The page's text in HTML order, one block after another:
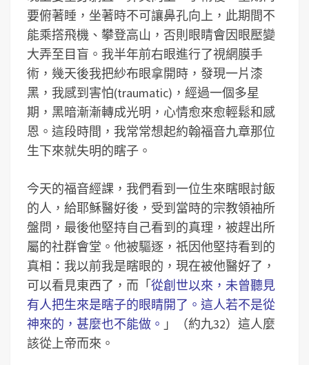
要俯著睡，坐著時不可讓鼻孔向上，此期間不
能乘撘飛機、攀登高山，否則眼睛會因眼壓變
大弄至目盲。我半年前右眼進行了視網膜手
術，幾天後我把紗布眼拿開時，發現一片漆
黑，我感到害怕(traumatic)，經過一個多星
期，黑暗漸漸轉成光明，心情愈來愈輕鬆和感
恩。這段時間，我常常想起約翰福音九章那位
生下來就失明的瞎子。
今天的福音經課，我們看到一位生來瞎眼討飯
的人，給耶穌醫好後，受到當時的宗教領袖所
盤問，最後他堅持自己看到的真理，被趕出所
屬的社群會堂。他被驅逐，祇因他堅持看到的
真相：我以前我是瞎眼的，現在被他醫好了，
可以看見東西了，而「從創世以來，未曾聽見
有人把生來是瞎子的眼睛開了。這人若不是從
神來的，甚麼也不能做。 」（約九32）這人麼
該從上帝而來。